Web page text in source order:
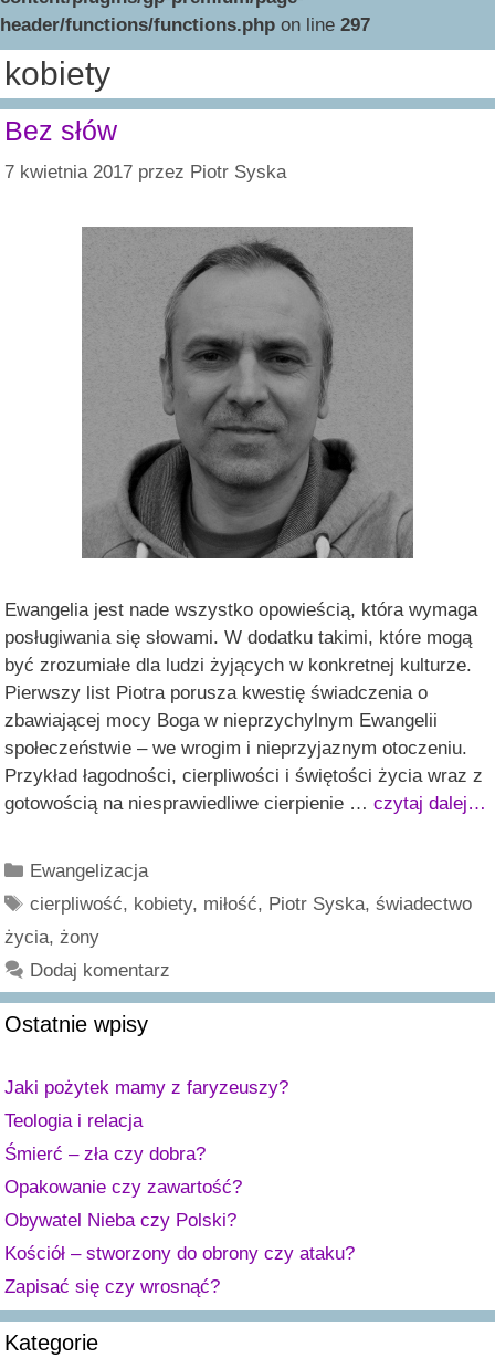
header/functions/functions.php on line 297
kobiety
Bez słów
7 kwietnia 2017 przez Piotr Syska
Ewangelia jest nade wszystko opowieścią, która wymaga
posługiwania się słowami. W dodatku takimi, które mogą
być zrozumiałe dla ludzi żyjących w konkretnej kulturze.
Pierwszy list Piotra porusza kwestię świadczenia o
zbawiającej mocy Boga w nieprzychylnym Ewangelii
społeczeństwie – we wrogim i nieprzyjaznym otoczeniu.
Przykład łagodności, cierpliwości i świętości życia wraz z
gotowością na niesprawiedliwe cierpienie … czytaj dalej…
Kategorie
Ewangelizacja
Tagi
cierpliwość, kobiety, miłość, Piotr Syska,świadectwo
życia, żony
Dodaj komentarz
Ostatnie wpisy
Jaki pożytek mamy z faryzeuszy?
Teologia i relacja
Śmierć – zła czy dobra?
Opakowanie czy zawartość?
Obywatel Nieba czy Polski?
Kościół – stworzony do obrony czy ataku?
Zapisać się czy wrosnąć?
Kategorie